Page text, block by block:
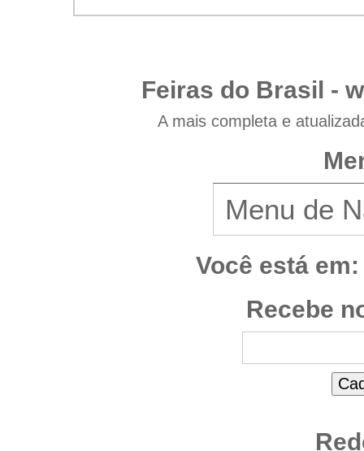
Feiras do Brasil -
A mais completa e
Você está em:
Recebe